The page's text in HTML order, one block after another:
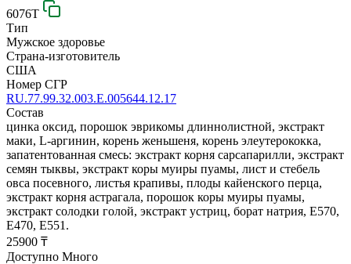
6076T
Тип
Мужское здоровье
Страна-изготовитель
США
Номер СГР
RU.77.99.32.003.Е.005644.12.17
Состав
цинка оксид, порошок эврикомы длиннолистной, экстракт
маки, L-аргинин, корень женьшеня, корень элеутерококка,
запатентованная смесь: экстракт корня сарсапарилли, экстракт
семян тыквы, экстракт коры муиры пуамы, лист и стебель
овса посевного, листья крапивы, плоды кайенского перца,
экстракт корня астрагала, порошок коры муиры пуамы,
экстракт солодки голой, экстракт устриц, борат натрия, Е570,
Е470, Е551.
25900 ₸
Доступно Много